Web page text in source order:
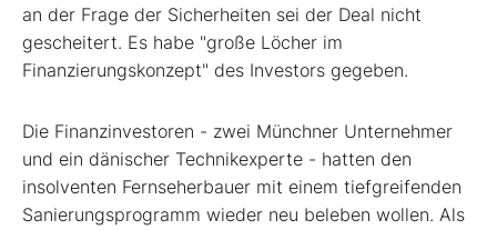
an der Frage der Sicherheiten sei der Deal nicht
gescheitert. Es habe "große Löcher im
Finanzierungskonzept" des Investors gegeben.
Die Finanzinvestoren - zwei Münchner Unternehmer
und ein dänischer Technikexperte - hatten den
insolventen Fernseherbauer mit einem tiefgreifenden
Sanierungsprogramm wieder neu beleben wollen. Als